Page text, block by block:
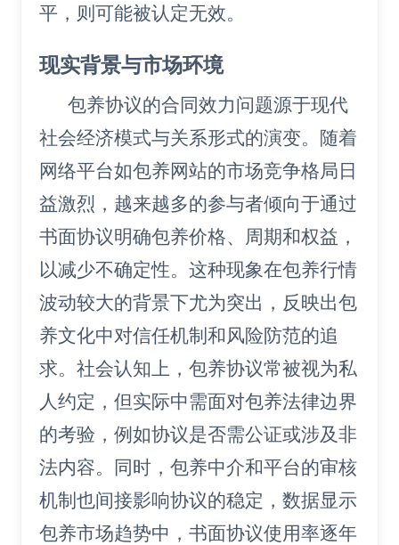
平，则可能被认定无效。
现实背景与市场环境
包养协议的合同效力问题源于现代
社会经济模式与关系形式的演变。随着
网络平台如包养网站的市场竞争格局日
益激烈，越来越多的参与者倾向于通过
书面协议明确包养价格、周期和权益，
以减少不确定性。这种现象在包养行情
波动较大的背景下尤为突出，反映出包
养文化中对信任机制和风险防范的追
求。社会认知上，包养协议常被视为私
人约定，但实际中需面对包养法律边界
的考验，例如协议是否需公证或涉及非
法内容。同时，包养中介和平台的审核
机制也间接影响协议的稳定，数据显示
包养市场趋势中，书面协议使用率逐年